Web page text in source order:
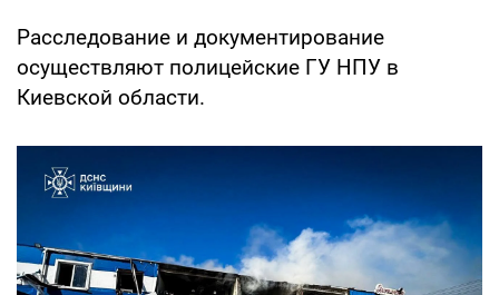
Расследование и документирование
осуществляют полицейские ГУ НПУ в
Киевской области.